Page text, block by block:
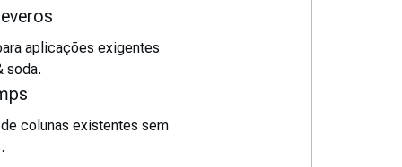
aplicações exigentes
soda.
colunas existentes sem